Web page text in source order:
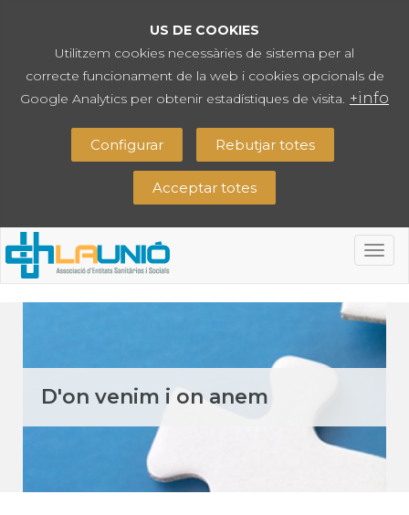
US DE COOKIES
Utilitzem cookies necessàries de sistema per al
correcte funcionament de la web i cookies opcionals de
Google Analytics per obtenir estadístiques de visita. +info
Configurar Rebutjar totes
Acceptar totes
D'on venim i on anem